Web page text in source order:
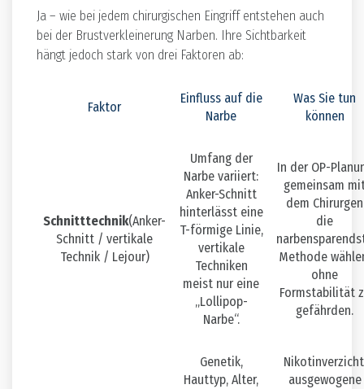
Ja – wie bei jedem chirurgischen Eingriff entstehen auch
bei der Brustverkleinerung Narben. Ihre Sichtbarkeit
hängt jedoch stark von drei Faktoren ab:
Faktor
Einfluss auf die
Narbe
Was Sie tun
können
Schnitttechnik(Anker-
Schnitt / vertikale
Technik / Lejour)
Umfang der
Narbe variiert:
Anker-Schnitt
hinterlässt eine
T-förmige Linie,
vertikale
Techniken
meist nur eine
„Lollipop-
Narbe“.
In der OP-
gemeinsam
dem Chirurgen
die
Methode
ohne
Formstabilität
gefährden.
Genetik,
Hauttyp, Alter,
ausgewogene